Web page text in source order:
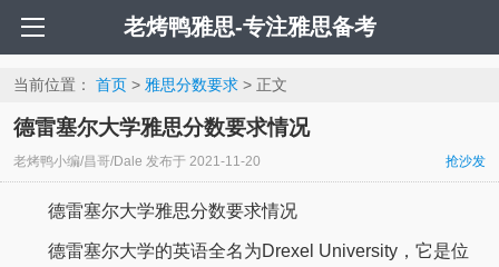
老烤鸭雅思-专注雅思备考
当前位置： 首页> 雅思分数要求> 正文
德雷塞尔大学雅思分数要求情况
老烤鸭小编/昌哥/Dale 发布于 2021-11-20 抢沙发
德雷塞尔大学雅思分数要求情况
德雷塞尔大学的英语全名为Drexel University，它是位